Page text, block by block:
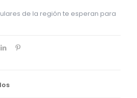
de la región te esperan para